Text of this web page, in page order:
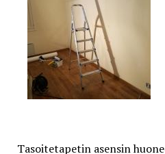
Tasoitetapetin asensin